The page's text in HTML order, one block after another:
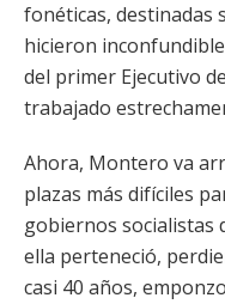
fonéticas, destinadas
hicieron
del primer Ejecutivo
trabajado
Ahora, Montero va
plazas más difíciles
gobiernos socialistas
ella perteneció,
casi 40 años,